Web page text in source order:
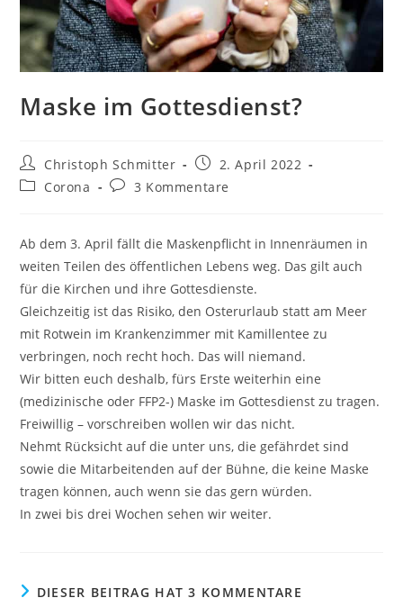
Maske im Gottesdienst?
Christoph Schmitter
2. April 2022
Corona
3 Kommentare
Ab dem 3. April fällt die Maskenpflicht in Innenräumen in
weiten Teilen des öffentlichen Lebens weg. Das gilt auch
für die Kirchen und ihre Gottesdienste.
Gleichzeitig ist das Risiko, den Osterurlaub statt am Meer
mit Rotwein im Krankenzimmer mit Kamillentee zu
verbringen, noch recht hoch. Das will niemand.
Wir bitten euch deshalb, fürs Erste weiterhin eine
(medizinische oder FFP2-) Maske im Gottesdienst zu tragen.
Freiwillig – vorschreiben wollen wir das nicht.
Nehmt Rücksicht auf die unter uns, die gefährdet sind
sowie die Mitarbeitenden auf der Bühne, die keine Maske
tragen können, auch wenn sie das gern würden.
In zwei bis drei Wochen sehen wir weiter.
DIESER BEITRAG HAT 3 KOMMENTARE